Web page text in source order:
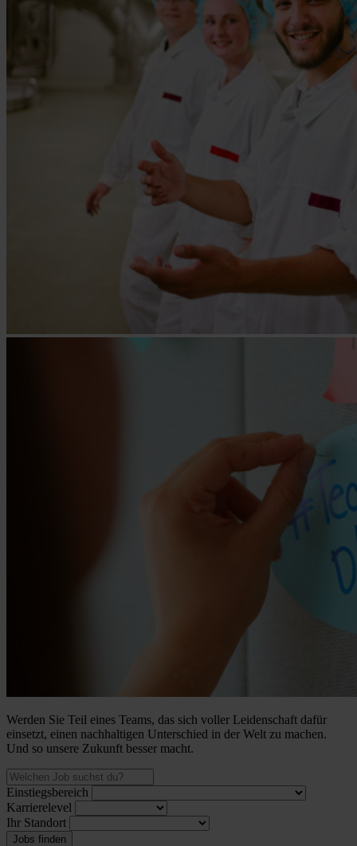
Werden Sie Teil eines Teams, das sich voller Leidenschaft dafür
einsetzt, einen nachhaltigen Unterschied in der Welt zu machen.
Und so unsere Zukunft besser macht.
Einstiegsbereich
Karrierelevel
Ihr Standort
Jobs finden